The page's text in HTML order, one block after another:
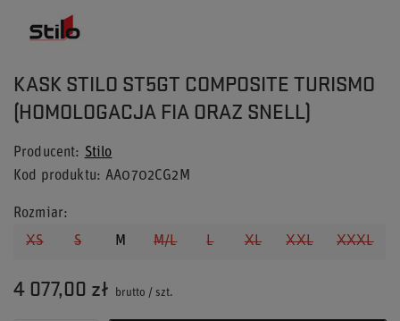
KASK STILO ST5GT COMPOSITE TURISMO
(HOMOLOGACJA FIA ORAZ SNELL)
Producent
Stilo
Kod produktu
AA0702CG2M
Rozmiar
XS
S M M/L L XL XXL XXXL
4 077,00 zł brutto / szt.